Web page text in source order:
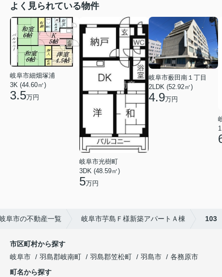
よく見られている物件
岐阜市細畑塚浦
3K (44.60㎡)
3.5万円
岐阜市光樹町
3DK (48.59㎡)
5万円
岐阜市薮田南１丁目
2LDK (52.92㎡)
4.9万円
阜市の不動産一覧 岐阜市芋島Ｆ様新築アパートＡ棟 103
市区町村から探す
岐阜市
羽島郡岐南町 羽島郡笠松町 羽島市
各務原市
町名から探す